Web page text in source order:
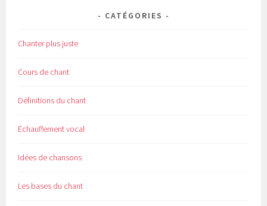
CATÉGORIES
Chanter plus juste
Cours de chant
Définitions du chant
Échauffement vocal
Idées de chansons
Les bases du chant